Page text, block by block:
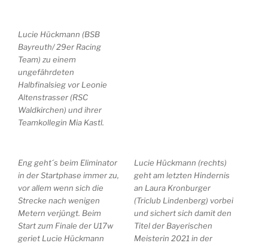
Lucie Hückmann (BSB
Bayreuth/ 29er Racing
Team) zu einem
ungefährdeten
Halbfinalsieg vor Leonie
Altenstrasser (RSC
Waldkirchen) und ihrer
Teamkollegin Mia Kastl.
Eng geht´s beim Eliminator
in der Startphase immer zu,
vor allem wenn sich die
Strecke nach wenigen
Metern verjüngt. Beim
Start zum Finale der U17w
geriet Lucie Hückmann
Lucie Hückmann (rechts)
geht am letzten Hindernis
an Laura Kronburger
(Triclub Lindenberg) vorbei
und sichert sich damit den
Titel der Bayerischen
Meisterin 2021 in der